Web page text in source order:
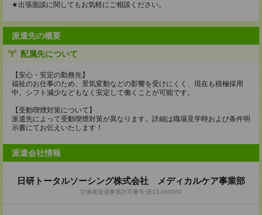
★出張面談に関してもお気軽にご相談ください。
派遣先の概要
配属先について
【安心・安定の勤務先】
福祉のお仕事のため、景気変動などの影響を受けにくく、現在も積極採用
中。シフト減少などもなく安定して働くことが可能です。
【受動喫煙対策について】
派遣先によって受動喫煙対策が異なります。詳細は職場見学時および条件明
示書にてお伝えいたします！
派遣会社情報
日研トータルソーシング株式会社 メディカルケア事業部
労働者派遣事業許可番号:派13-060060